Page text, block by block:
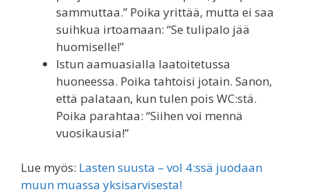
sammuttaa.” Poika yrittää, mutta ei saa
suihkua irtoamaan: “Se tulipalo jää
huomiselle!”
Istun aamuasialla laatoitetussa
huoneessa. Poika tahtoisi jotain. Sanon,
että palataan, kun tulen pois WC:stä.
Poika parahtaa: “Siihen voi mennä
vuosikausia!”
Lue myös: Lasten suusta – vol 4:ssä juodaan
muun muassa yksisarvisesta!